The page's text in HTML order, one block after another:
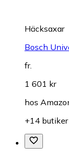
Häcksaxar
Bosch
fr.
1 601 kr
hos
+14 butiker